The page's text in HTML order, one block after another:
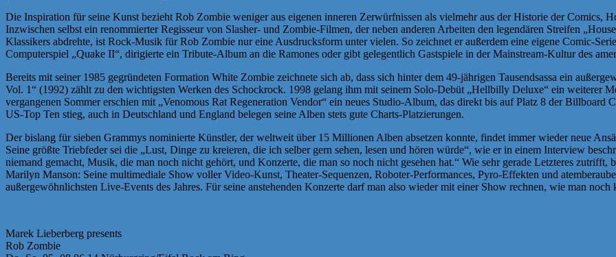
Die Inspiration für seine Kunst bezieht Rob Zombie weniger aus eigenen inneren Zerwürfnissen als vielmehr aus der Historie der Comics,
Inzwischen selbst ein renommierter Regisseur von Slasher- und Zombie-Filmen, der neben anderen Arbeiten den legendären Streifen
Klassikers abdrehte, ist Rock-Musik für Rob Zombie nur eine Ausdrucksform unter vielen. So zeichnet er außerdem eine eigene Comic-
Computerspiel „Quake II“, dirigierte ein Tribute-Album an die Ramones oder gibt gelegentlich Gastspiele in der Mainstream-Kultur des
Bereits mit seiner 1985 gegründeten Formation White Zombie zeichnete sich ab, dass sich hinter dem 49-jährigen Tausendsassa ein
Vol. 1“ (1992) zählt zu den wichtigsten Werken des Schockrock. 1998 gelang ihm mit seinem Solo-Debüt „Hellbilly Deluxe“ ein weiterer
vergangenen Sommer erschien mit „Venomous Rat Regeneration Vendor“ ein neues Studio-Album, das direkt bis auf Platz 8 der Billboard
US-Top Ten stieg, auch in Deutschland und England belegen seine Alben stets gute Charts-Platzierungen.
Der bislang für sieben Grammys nominierte Künstler, der weltweit über 15 Millionen Alben absetzen konnte, findet immer wieder neue
Seine größte Triebfeder sei die „Lust, Dinge zu kreieren, die ich selber gern sehen, lesen und hören würde“, wie er in einem Interview
niemand gemacht, Musik, die man noch nicht gehört, und Konzerte, die man so noch nicht gesehen hat.“ Wie sehr gerade Letzteres
Marilyn Manson: Seine multimediale Show voller Video-Kunst, Theater-Sequenzen, Roboter-Performances, Pyro-Effekten und
außergewöhnlichsten Live-Events des Jahres. Für seine anstehenden Konzerte darf man also wieder mit einer Show rechnen, wie man noch
Marek Lieberberg presents
Rob Zombie